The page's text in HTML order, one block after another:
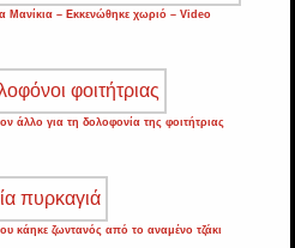
Μανίκια – Εκκενώθηκε χωριό – Video
άλλο για τη δολοφονία της φοιτήτριας
κάηκε ζωντανός από το αναμένο τζάκι